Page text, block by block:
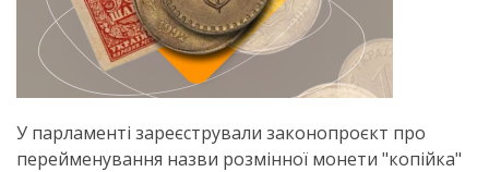
У парламенті зареєстрували законопроєкт про
перейменування назви розмінної монети "копійка"